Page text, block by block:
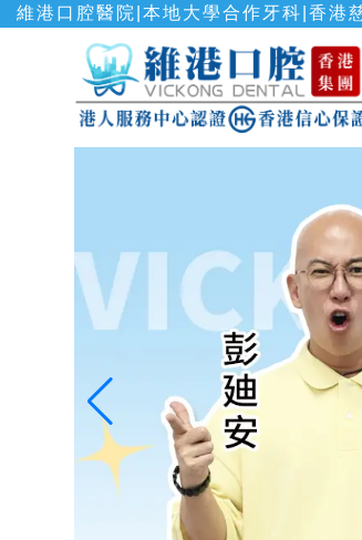
維港口腔醫院|本地大學合作牙科|香港